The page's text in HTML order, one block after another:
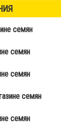
семян
семян
семян
семян
семян